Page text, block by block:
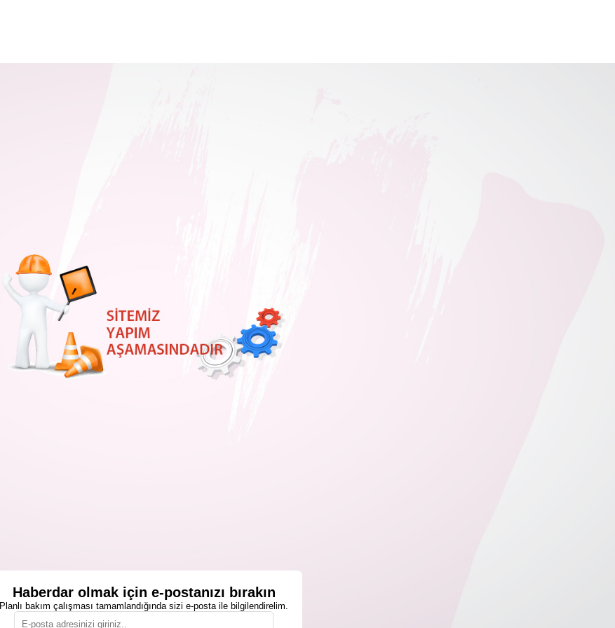
Haberdar olmak için e-postanızı bırakın
Planlı bakım çalışması tamamlandığında sizi e-posta ile bilgilendirelim.